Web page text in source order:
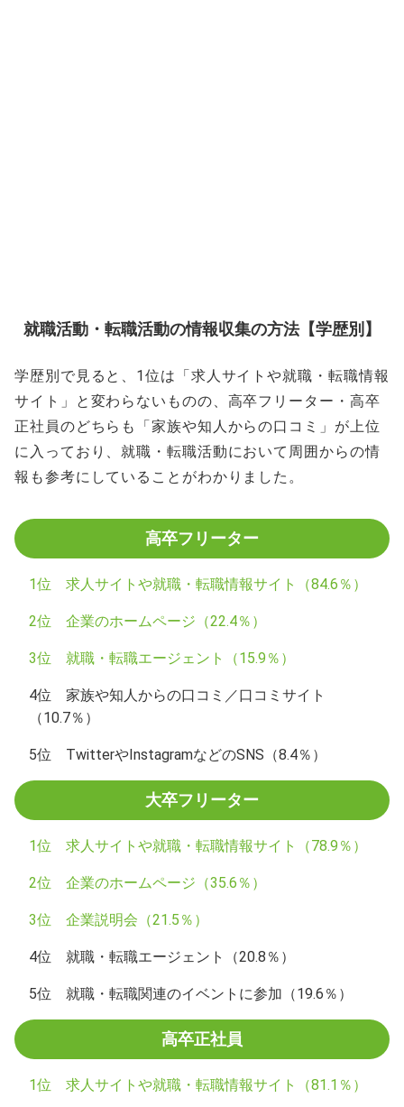
就職活動・転職活動の情報収集の方法【学歴別】
学歴別で見ると、1位は「求人サイトや就職・転職情報
サイト」と変わらないものの、高卒フリーター・高卒
正社員のどちらも「家族や知人からの口コミ」が上位
に入っており、就職・転職活動において周囲からの情
報も参考にしていることがわかりました。
高卒フリーター
1位 求人サイトや就職・転職情報サイト（84.6％）
2位 企業のホームページ（22.4％）
3位 就職・転職エージェント（15.9％）
4位 家族や知人からの口コミ／口コミサイト
（10.7％）
5位 TwitterやInstagramなどのSNS（8.4％）
大卒フリーター
1位 求人サイトや就職・転職情報サイト（78.9％）
2位 企業のホームページ（35.6％）
3位 企業説明会（21.5％）
4位 就職・転職エージェント（20.8％）
5位 就職・転職関連のイベントに参加（19.6％）
高卒正社員
1位 求人サイトや就職・転職情報サイト（81.1％）